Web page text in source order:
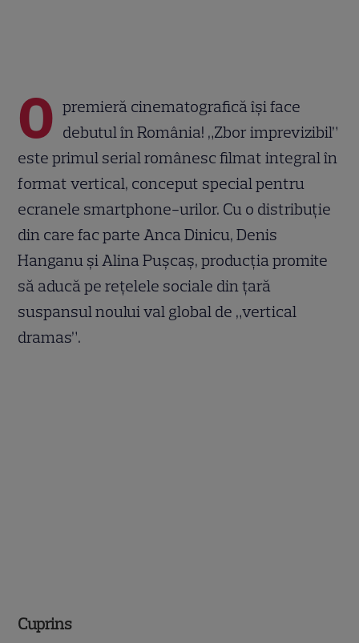
O premieră cinematografică își face
debutul în România! „Zbor imprevizibil”
este primul serial românesc filmat integral în
format vertical, conceput special pentru
ecranele smartphone-urilor. Cu o distribuție
din care fac parte Anca Dinicu, Denis
Hanganu și Alina Pușcaș, producția promite
să aducă pe rețelele sociale din țară
suspansul noului val global de „vertical
dramas”.
Cuprins